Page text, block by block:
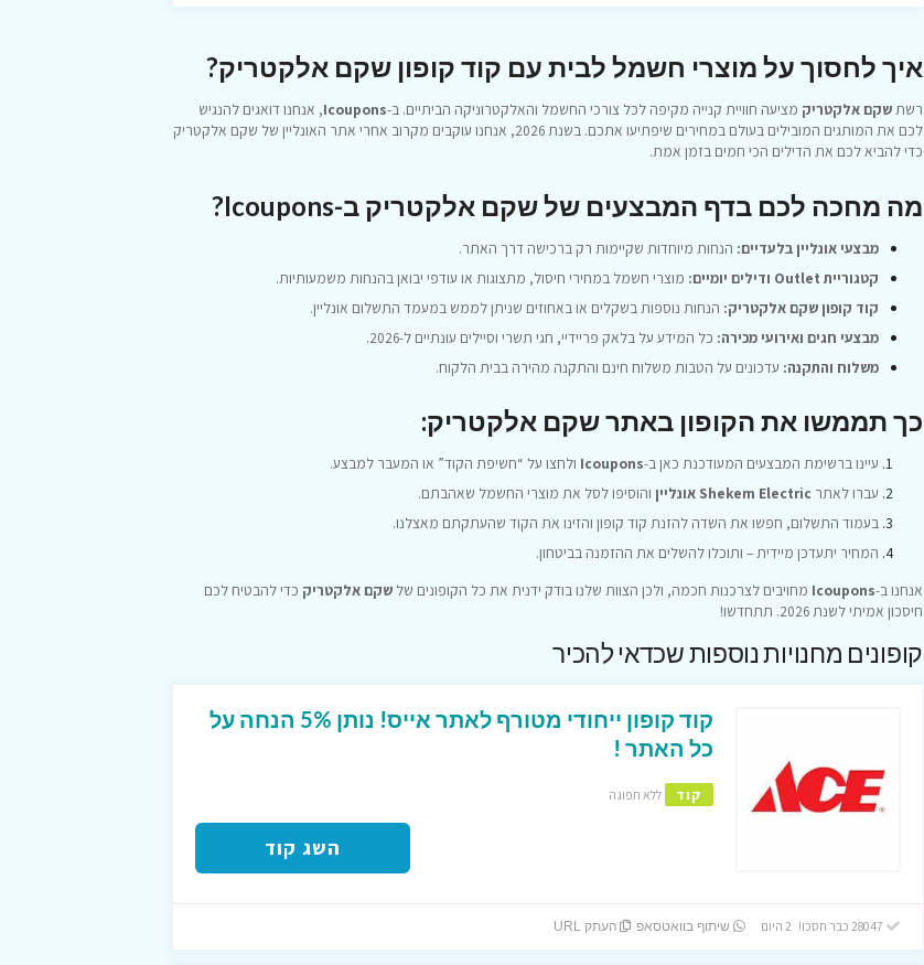
איך לחסוך על מוצרי חשמל לבית עם קוד קופון שקם אלקטריק?
רשתשקם אלקטריק מציעה חוויית קנייה מקיפה לכל צורכי החשמל והאלקטרוניקה הביתיים. ב-Icoupons, אנחנו דואגים להנגיש
לכם את המותגים המובילים בעולם במחירים שיפתיעו אתכם. בשנת 2026, אנחנו עוקבים מקרוב אחרי אתר האונליין של שקם אלקטריק
כדי להביא לכם את הדילים הכי חמים בזמן אמת.
מה מחכה לכם בדף המבצעים של שקם אלקטריק ב-Icoupons?
מבצעי אונליין בלעדיים: הנחות מיוחדות שקיימות רק ברכישה דרך האתר.
קטגוריית Outlet ודילים יומיים:
מוצרי חשמל במחירי חיסול, מתצוגות או עודפי יבואן בהנחות משמעותיות.
קוד קופון שקם אלקטריק: הנחות נוספות בשקלים או באחוזים שניתן לממש במעמד התשלום אונליין.
מבצעי חגים ואירועי מכירה: כל המידע על בלאק פריידיי, חגי תשרי וסיילים עונתיים ל-2026.
משלוח והתקנה: עדכונים על הטבות משלוח חינם והתקנה מהירה בבית הלקוח.
כך תממשו את הקופון באתר שקם אלקטריק:
עיינו ברשימת המבצעים המעודכנת כאן ב-Icoupons ולחצו על “חשיפת הקוד” או המעבר למבצע.
עברו לאתר Shekem Electric אונליין
והוסיפו לסל את מוצרי החשמל שאהבתם.
בעמוד התשלום, חפשו את השדה להזנת קוד קופון והזינו את הקוד שהעתקתם מאצלנו.
המחיר יתעדכן מיידית – ותוכלו להשלים את ההזמנה בביטחון.
אנחנו ב-Icoupons מחויבים לצרכנות חכמה, ולכן הצוות שלנו בודק ידנית את כל הקופונים של שקם אלקטריק כדי להבטיח לכם
חיסכון אמיתי לשנת 2026. תתחדשו!
קופונים מחנויות נוספות שכדאי להכיר
קוד קופון ייחודי מטורף לאתר אייס! נותן 5% הנחה על
כל האתר !
קוד ללא תפוגה
השג קוד
שיתוף בוואטסאפ העתק URL